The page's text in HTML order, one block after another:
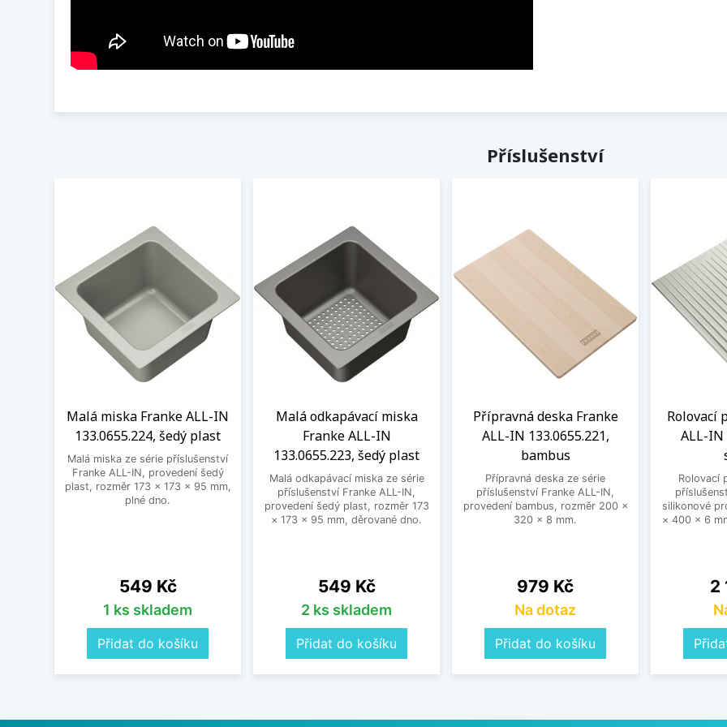
Příslušenství
Malá miska Franke ALL-IN
133.0655.224, šedý plast
Malá miska ze série příslušenství
Franke ALL-IN, provedení šedý
plast, rozměr 173 × 173 × 95 mm,
plné dno.
Cena
549 Kč
1 ks skladem
Přidat do košíku
Malá odkapávací miska
Franke ALL-IN
133.0655.223, šedý plast
Malá odkapávací miska ze série
příslušenství Franke ALL-IN,
provedení šedý plast, rozměr 173
× 173 × 95 mm, děrované dno.
Cena
549 Kč
2 ks skladem
Přidat do košíku
Přípravná deska Franke
ALL-IN 133.0655.221,
bambus
Přípravná deska ze série
příslušenství Franke ALL-IN,
provedení bambus, rozměr 200 ×
320 × 8 mm.
Cena
979 Kč
Na dotaz
Přidat do košíku
Rolovací
ALL-IN
Rolovací
silikonové
× 400 × 6
2